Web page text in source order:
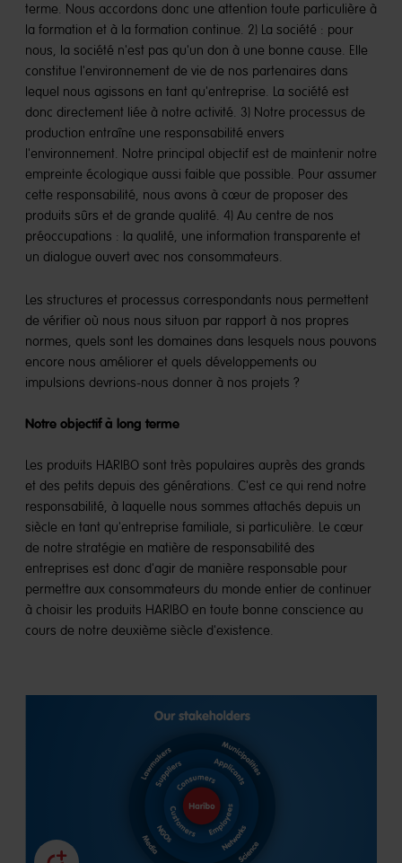
terme. Nous accordons donc une attention toute particulière à
la formation et à la formation continue. 2) La société : pour
nous, la société n'est pas qu'un don à une bonne cause. Elle
constitue l'environnement de vie de nos partenaires dans
lequel nous agissons en tant qu'entreprise. La société est
donc directement liée à notre activité. 3) Notre processus de
production entraîne une responsabilité envers
l'environnement. Notre principal objectif est de maintenir notre
empreinte écologique aussi faible que possible. Pour assumer
cette responsabilité, nous avons à cœur de proposer des
produits sûrs et de grande qualité. 4) Au centre de nos
préoccupations : la qualité, une information transparente et
un dialogue ouvert avec nos consommateurs.
Les structures et processus correspondants nous permettent
de vérifier où nous nous situon par rapport à nos propres
normes, quels sont les domaines dans lesquels nous pouvons
encore nous améliorer et quels développements ou
impulsions devrions-nous donner à nos projets ?
Notre objectif à long terme
Les produits HARIBO sont très populaires auprès des grands
et des petits depuis des générations. C'est ce qui rend notre
responsabilité, à laquelle nous sommes attachés depuis un
siècle en tant qu'entreprise familiale, si particulière. Le cœur
de notre stratégie en matière de responsabilité des
entreprises est donc d'agir de manière responsable pour
permettre aux consommateurs du monde entier de continuer
à choisir les produits HARIBO en toute bonne conscience au
cours de notre deuxième siècle d'existence.